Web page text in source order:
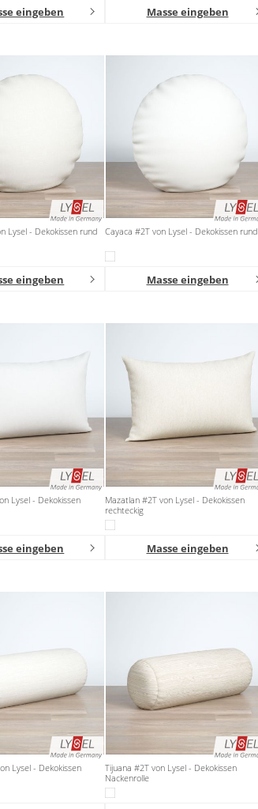
eingeben Masse eingeben
Lysel - Dekokissen rund
eingeben
Cayaca #2T von Lysel - Dekokissen rund
Masse eingeben
Lysel - Dekokissen
eingeben
Mazatlan #2T von Lysel - Dekokissen
rechteckig
Masse eingeben
Lysel - Dekokissen
Tijuana #2T von Lysel - Dekokissen
Nackenrolle